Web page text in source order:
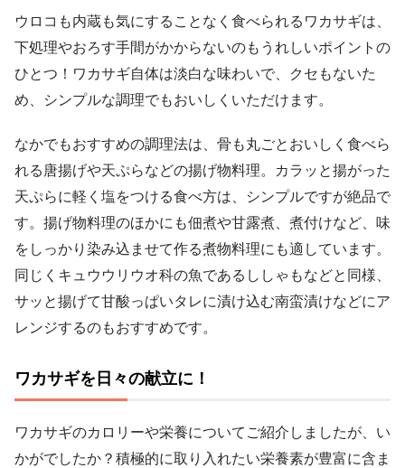
ウロコも内蔵も気にすることなく食べられるワカサギは、
下処理やおろす手間がかからないのもうれしいポイントの
ひとつ！ワカサギ自体は淡白な味わいで、クセもないた
め、シンプルな調理でもおいしくいただけます。
なかでもおすすめの調理法は、骨も丸ごとおいしく食べら
れる唐揚げや天ぷらなどの揚げ物料理。カラッと揚がった
天ぷらに軽く塩をつける食べ方は、シンプルですが絶品で
す。揚げ物料理のほかにも佃煮や甘露煮、煮付けなど、味
をしっかり染み込ませて作る煮物料理にも適しています。
同じくキュウウリウオ科の魚であるししゃもなどと同様、
サッと揚げて甘酸っぱいタレに漬け込む南蛮漬けなどにア
レンジするのもおすすめです。
ワカサギを日々の献立に！
ワカサギのカロリーや栄養についてご紹介しましたが、い
かがでしたか？積極的に取り入れたい栄養素が豊富に含ま